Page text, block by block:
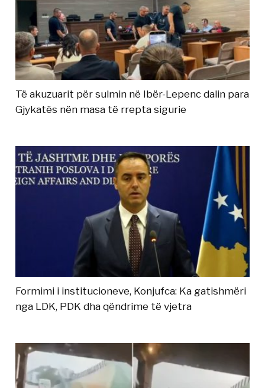
Të akuzuarit për sulmin në Ibër-Lepenc dalin para
Gjykatës nën masa të rrepta sigurie
Formimi i institucioneve, Konjufca: Ka gatishmëri
nga LDK, PDK dha qëndrime të vjetra